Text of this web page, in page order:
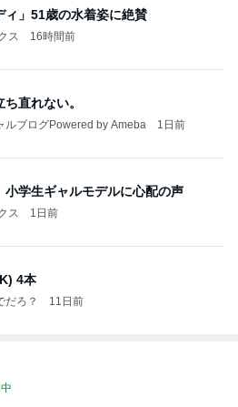
ィ」51歳の水着姿に絶賛
ス 16時間前
直れない。
ルブログPowered by Ameba 1日前
小学生ギャルモデルに心配の声
ス 1日前
4本
だろ？ 11日前